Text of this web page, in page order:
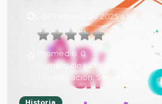
6 de Febrero de 2025 a las 16:38
Promedio: 0
Número de valoraciones:
Tu calificación:Sin calificar
Historia